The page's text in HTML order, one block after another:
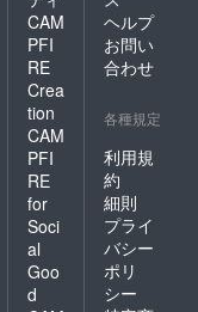
CAM
PFI
RE
Crea
tion
CAM
PFI
RE
for
Soci
al
Goo
d
ヘルプ
お問い
合わせ
各種規定
利用規
約
細則
プライ
バシー
ポリ
シー